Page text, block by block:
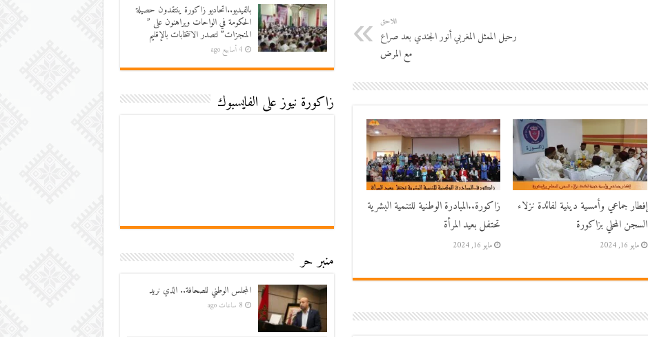
اللاحق
رحيل الممثل المغربي أنور الجندي بعد صراع
مع المرض
إفطار جماعي وأمسية دينية لفائدة نزلاء
السجن المحلي بزاكورة
مايو 16, 2024
زاكورة..المبادرة الوطنية للتنمية البشرية
تحتفل بعيد المرأة
مايو 16, 2024
بالفيديو..اتحاديو زاكورة ينتقدون حصيلة
الحكومة في الواحات ويراهنون على ”
المنجزات” لتصدر الانتخابات بالإقليم
4 أسابيع ago
زاكورة نيوز على الفايسبوك
منبر حر
المجلس الوطني للصحافة.. الذي نريد
8 ساعات ago